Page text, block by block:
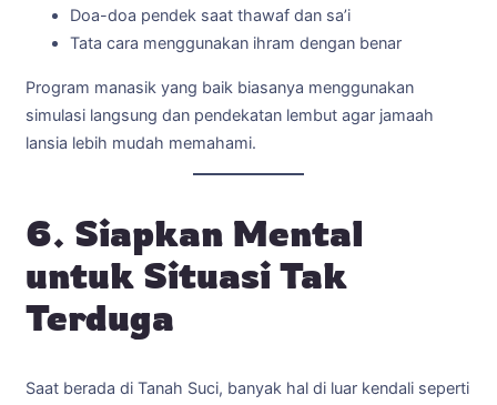
Doa-doa pendek saat thawaf dan sa’i
Tata cara menggunakan ihram dengan benar
Program manasik yang baik biasanya menggunakan
simulasi langsung dan pendekatan lembut agar jamaah
lansia lebih mudah memahami.
6. Siapkan Mental
untuk Situasi Tak
Terduga
Saat berada di Tanah Suci, banyak hal di luar kendali seperti